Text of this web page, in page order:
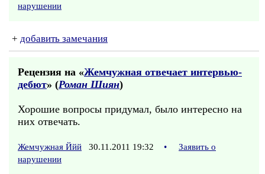
нарушении
+ добавить замечания
Рецензия на «Жемчужная отвечает интервью-
дебют» (Роман Шиян)
Хорошие вопросы придумал, было интересно на
них отвечать.
Жемчужная Ййй 30.11.2011 19:32 •
Заявить о
нарушении